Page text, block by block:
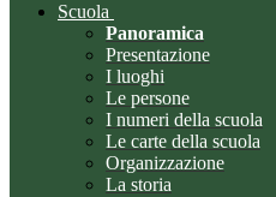
Scuola
Panoramica
Presentazione
I luoghi
Le persone
I numeri della scuola
Le carte della scuola
Organizzazione
La storia